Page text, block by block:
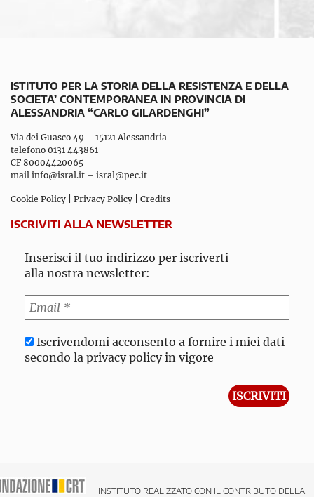
ISTITUTO PER LA STORIA DELLA RESISTENZA E DELLA
SOCIETA’ CONTEMPORANEA IN PROVINCIA DI
ALESSANDRIA “CARLO GILARDENGHI”
Via dei Guasco 49 – 15121 Alessandria
telefono 0131 443861
CF 80004420065
mail info@isral.it – isral@pec.it
Cookie Policy Privacy Policy Credits
ISCRIVITI ALLA NEWSLETTER
Inserisci il tuo indirizzo per iscriverti
alla nostra newsletter:
Iscrivendomi acconsento a fornire i miei dati
secondo la privacy policy in vigore
INSTITUTO REALIZZATO CON IL CONTRIBUTO DELLA